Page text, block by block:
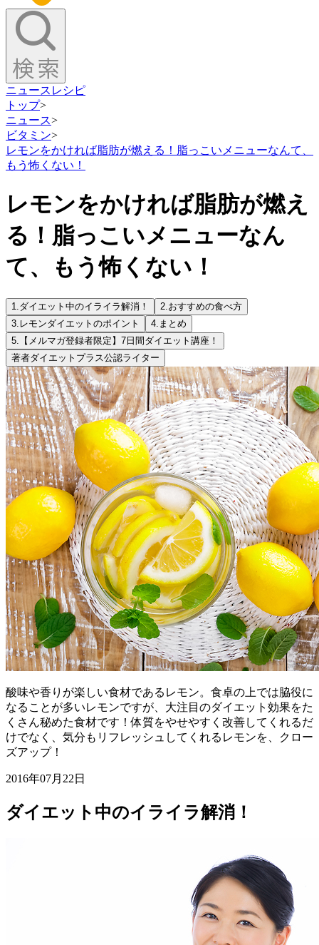
ニュース レシピ
トップ>
ニュース>
ビタミン>
レモンをかければ脂肪が燃える！脂っこいメニューなんて、
もう怖くない！
レモンをかければ脂肪が燃え
る！脂っこいメニューなん
て、もう怖くない！
1.ダイエット中のイライラ解消！ 2.おすすめの食べ方
3. レモンダイエットのポイント 4. まとめ
5. 【メルマガ登録者限定】7日間ダイエット講座！
著者ダイエットプラス公認ライター
酸味や香りが楽しい食材であるレモン。食卓の上では脇役に
なることが多いレモンですが、大注目のダイエット効果をた
くさん秘めた食材です！体質をやせやすく改善してくれるだ
けでなく、気分もリフレッシュしてくれるレモンを、クロー
ズアップ！
2016年07月22日
ダイエット中のイライラ解消！